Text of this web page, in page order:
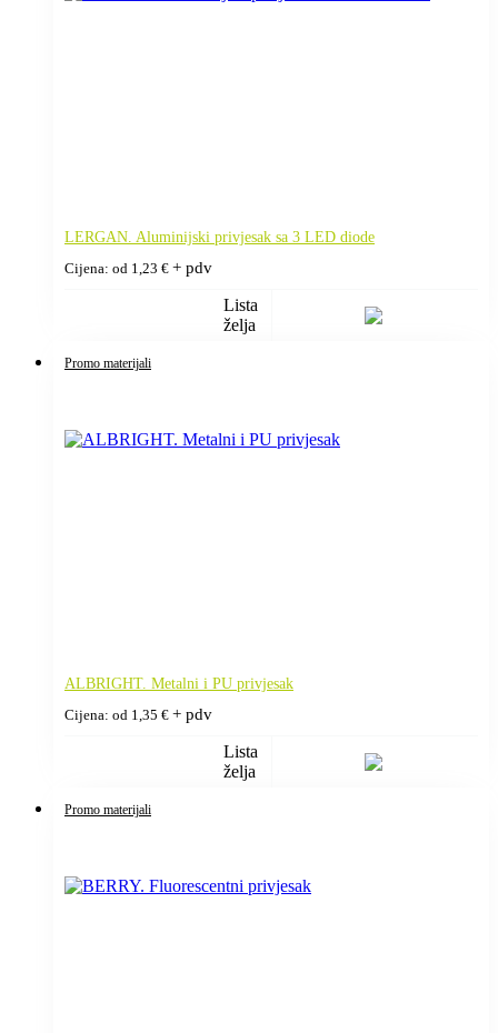
LERGAN. Aluminijski privjesak sa 3 LED diode
Cijena: od 1,23 € + pdv
Lista
želja
Promo materijali
ALBRIGHT. Metalni i PU privjesak
Cijena: od 1,35 € + pdv
Lista
želja
Promo materijali